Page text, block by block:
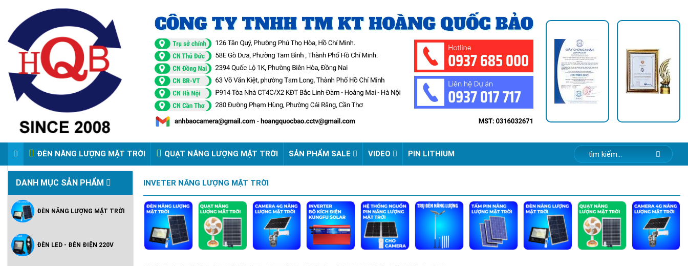
ĐÈN NĂNG LƯỢNG MẶT TRỜI QUẠT NĂNG LƯỢNG MẶT TRỜI SẢN PHẨM SALE VIDEO PIN LITHIUM
VIDEO ĐÈN PHA ĐIỆN 220V
DANH MỤC SẢN PHẨM
ĐÈN NĂNG LƯỢNG MẶT TRỜI
ĐÈN LED - ĐÈN ĐIỆN 220V
INVETER NĂNG LƯỢNG MẶT TRỜI